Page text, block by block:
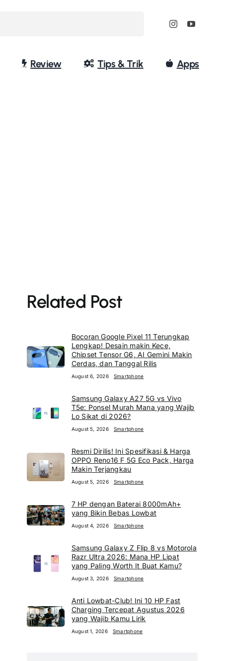
Review Tips & Trik Apps
Related Post
Bocoran Google Pixel 11 Terungkap
Lengkap! Desain makin Kece,
Chipset Tensor G6, AI Gemini Makin
Cerdas, dan Tanggal Rilis
August 6, 2026 Smartphone
Samsung Galaxy A27 5G vs Vivo
T5e: Ponsel Murah Mana yang Wajib
Lo Sikat di 2026?
August 5, 2026 Smartphone
Resmi Dirilis! Ini Spesifikasi & Harga
OPPO Reno16 F 5G Eco Pack, Harga
Makin Terjangkau
August 5, 2026 Smartphone
7 HP dengan Baterai 8000mAh+
yang Bikin Bebas Lowbat
August 4, 2026 Smartphone
Samsung Galaxy Z Flip 8 vs Motorola
Razr Ultra 2026: Mana HP Lipat
yang Paling Worth It Buat Kamu?
August 3, 2026 Smartphone
Anti Lowbat-Club! Ini 10 HP Fast
Charging Tercepat Agustus 2026
yang Wajib Kamu Lirik
August 1, 2026 Smartphone